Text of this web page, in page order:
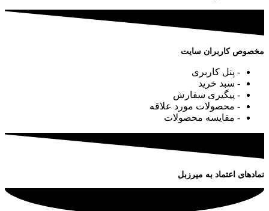
مخصوص کاربران سایت
- پنل کاربری
- سبد خرید
- پیگیری سفارش
- محصولات مورد علاقه
- مقایسه محصولات
نمادهای اعتماد به میرزبل